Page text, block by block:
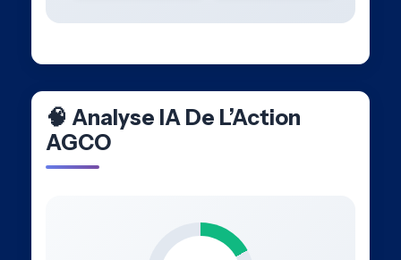
🧠 Analyse IA De L’Action
AGCO